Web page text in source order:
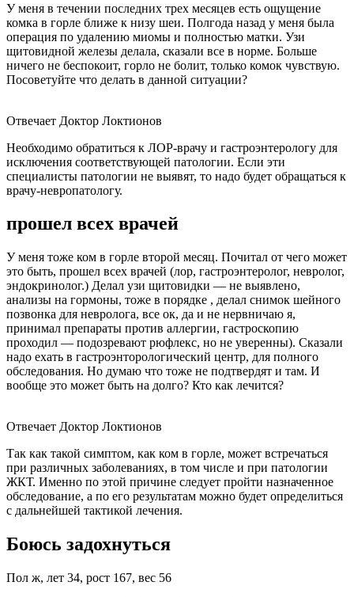
У меня в течении последних трех месяцев есть ощущение
комка в горле ближе к низу шеи. Полгода назад у меня была
операция по удалению миомы и полностью матки. Узи
щитовидной железы делала, сказали все в норме. Больше
ничего не беспокоит, горло не болит, только комок чувствую.
Посоветуйте что делать в данной ситуации?
Отвечает Доктор Локтионов
Необходимо обратиться к ЛОР-врачу и гастроэнтерологу для
исключения соответствующей патологии. Если эти
специалисты патологии не выявят, то надо будет обращаться к
врачу-невропатологу.
прошел всех врачей
У меня тоже ком в горле второй месяц. Почитал от чего может
это быть, прошел всех врачей (лор, гастроэнтеролог, невролог,
эндокринолог.) Делал узи щитовидки — не выявлено,
анализы на гормоны, тоже в порядке , делал снимок шейного
позвонка для невролога, все ок, да и не нервничаю я,
принимал препараты против аллергии, гастроскопию
проходил — подозревают рюфлекс, но не уверенны). Сказали
надо ехать в гастроэнторологический центр, для полного
обследования. Но думаю что тоже не подтвердят и там. И
вообще это может быть на долго? Кто как лечится?
Отвечает Доктор Локтионов
Так как такой симптом, как ком в горле, может встречаться
при различных заболеваниях, в том числе и при патологии
ЖКТ. Именно по этой причине следует пройти назначенное
обследование, а по его результатам можно будет определиться
с дальнейшей тактикой лечения.
Боюсь задохнуться
Пол ж, лет 34, рост 167, вес 56